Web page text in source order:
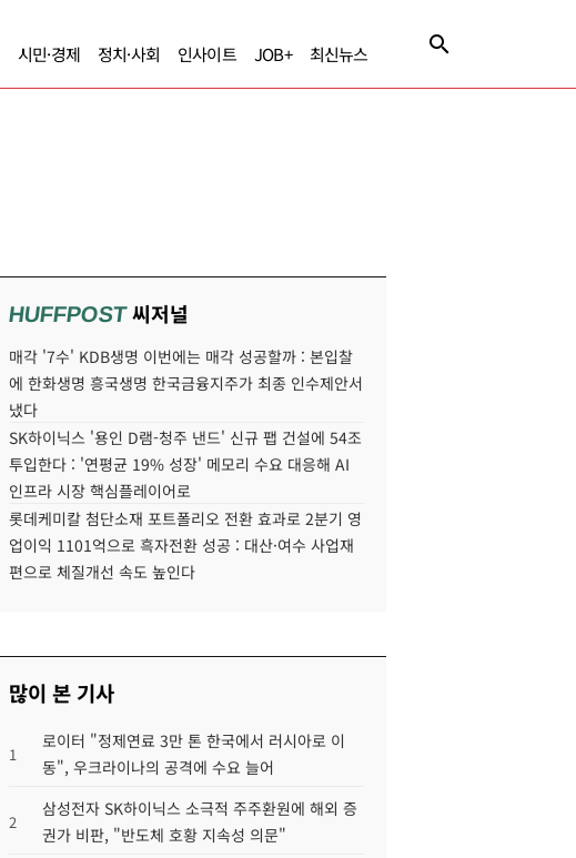
시민·경제 정치·사회 인사이트 JOB+ 최신뉴스
HUFFPOST씨저널
매각 '7수' KDB생명 이번에는 매각 성공할까 : 본입찰
에 한화생명 흥국생명 한국금융지주가 최종 인수제안서
냈다
SK하이닉스 '용인 D램-청주 낸드' 신규 팹 건설에 54조
투입한다 : '연평균 19% 성장' 메모리 수요 대응해 AI
인프라 시장 핵심플레이어로
롯데케미칼 첨단소재 포트폴리오 전환 효과로 2분기 영
업이익 1101억으로 흑자전환 성공 : 대산·여수 사업재
편으로 체질개선 속도 높인다
많이 본 기사
1
로이터 "정제연료 3만 톤 한국에서 러시아로 이
동", 우크라이나의 공격에 수요 늘어
2
삼성전자 SK하이닉스 소극적 주주환원에 해외 증
권가 비판, "반도체 호황 지속성 의문"